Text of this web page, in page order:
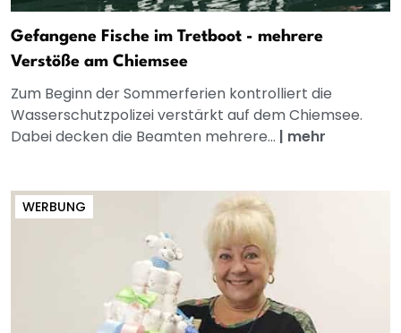
Gefangene Fische im Tretboot - mehrere
Verstöße am Chiemsee
Zum Beginn der Sommerferien kontrolliert die
Wasserschutzpolizei verstärkt auf dem Chiemsee.
Dabei decken die Beamten mehrere... | mehr
WERBUNG